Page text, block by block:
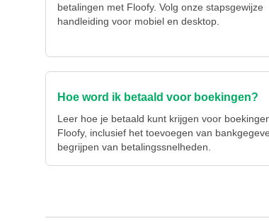
betalingen met Floofy. Volg onze stapsgewijze
handleiding voor mobiel en desktop.
Hoe word ik betaald voor boekingen?
Leer hoe je betaald kunt krijgen voor
Floofy, inclusief het toevoegen van
begrijpen van betalingssnelheden.